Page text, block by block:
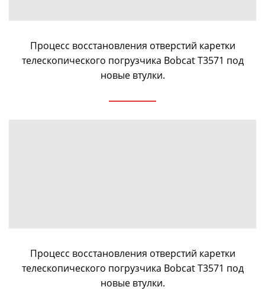
Процесс восстановления отверстий каретки
телескопического погрузчика Bobcat T3571 под
новые втулки.
Процесс восстановления отверстий каретки
телескопического погрузчика Bobcat T3571 под
новые втулки.